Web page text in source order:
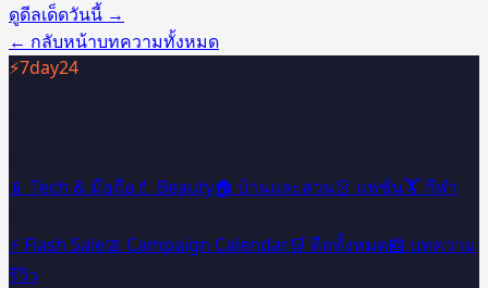
ดูดีลเด็ดวันนี้ →
← กลับหน้าบทความทั้งหมด
⚡7day24
📱 Tech & มือถือ 💄 Beauty🏠 บ้านและสวน👗 แฟชั่น🏋️ กีฬา
⚡ Flash Sale📅 Campaign Calendar🛒 ดีลทั้งหมด📰 บทความ
รีวิว